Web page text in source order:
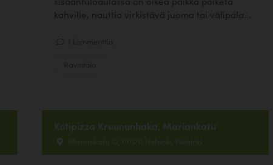
kahville, nauttia virkistävä juoma tai välipala...
Kotipizza Kruununhaka, Mariankatu
Mariankatu 10, 00170 Helsinki, Helsinki